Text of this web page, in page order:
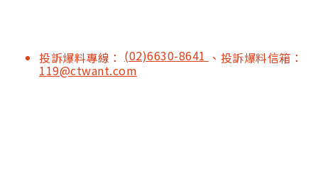
投訴爆料專線： (02)6630-8641 、投訴爆料信箱：
119@ctwant.com